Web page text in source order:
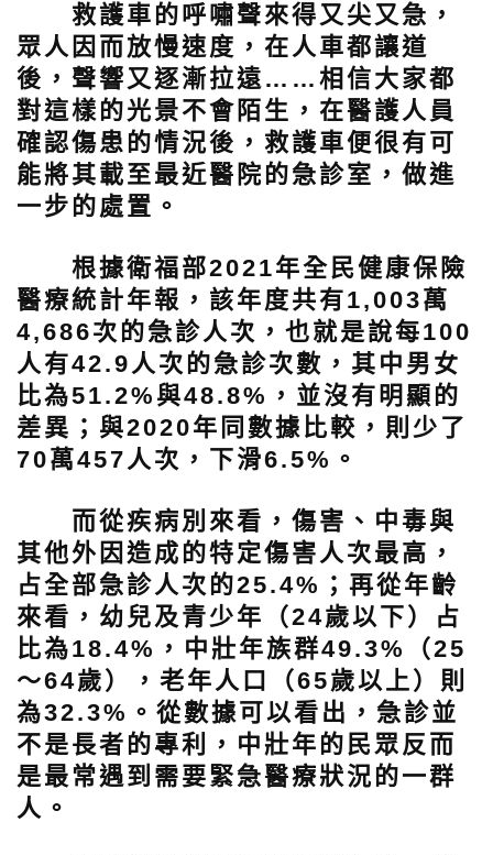
救護車的呼嘯聲來得又尖又急，
眾人因而放慢速度，在人車都讓道
後，聲響又逐漸拉遠……相信大家都
對這樣的光景不會陌生，在醫護人員
確認傷患的情況後，救護車便很有可
能將其載至最近醫院的急診室，做進
一步的處置。
根據衛福部2021年全民健康保險
醫療統計年報，該年度共有1,003萬
4,686次的急診人次，也就是說每100
人有42.9人次的急診次數，其中男女
比為51.2%與48.8%，並沒有明顯的
差異；與2020年同數據比較，則少了
70萬457人次，下滑6.5%。
而從疾病別來看，傷害、中毒與
其他外因造成的特定傷害人次最高，
占全部急診人次的25.4%；再從年齡
來看，幼兒及青少年（24歲以下）占
比為18.4%，中壯年族群49.3%（25
～64歲），老年人口（65歲以上）則
為32.3%。從數據可以看出，急診並
不是長者的專利，中壯年的民眾反而
是最常遇到需要緊急醫療狀況的一群
人。